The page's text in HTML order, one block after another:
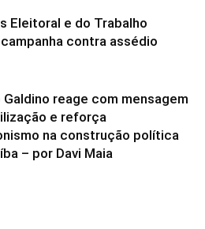
Eleitoral e do Trabalho
contra assédio
Galdino reage com mensagem
e reforça
na construção política
– por Davi Maia